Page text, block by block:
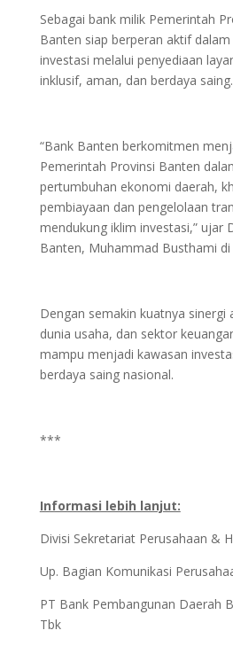
Sebagai bank milik Pemerintah
Banten siap berperan aktif
investasi melalui penyediaan
inklusif, aman, dan berdaya saing.
“Bank Banten berkomitmen
Pemerintah Provinsi Banten
pertumbuhan ekonomi daerah,
pembiayaan dan pengelolaan
mendukung iklim investasi,” ujar
Banten, Muhammad Busthami di
Dengan semakin kuatnya sinergi
dunia usaha, dan sektor
mampu menjadi kawasan
berdaya saing nasional.
***
Informasi lebih lanjut:
Divisi Sekretariat Perusahaan &
Up. Bagian Komunikasi
PT Bank Pembangunan Daerah
Tbk